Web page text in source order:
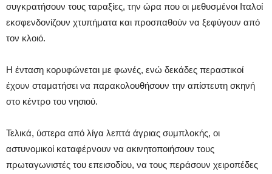
συγκρατήσουν τους ταραξίες, την ώρα που οι μεθυσμένοι Ιταλοί
εκσφενδονίζουν χτυπήματα και προσπαθούν να ξεφύγουν από
τον κλοιό.
Η ένταση κορυφώνεται με φωνές, ενώ δεκάδες περαστικοί
έχουν σταματήσει να παρακολουθήσουν την απίστευτη σκηνή
στο κέντρο του νησιού.
Τελικά, ύστερα από λίγα λεπτά άγριας συμπλοκής, οι
αστυνομικοί καταφέρνουν να ακινητοποιήσουν τους
πρωταγωνιστές του επεισοδίου, να τους περάσουν χειροπέδες